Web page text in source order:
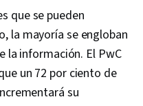
que se pueden
la mayoría se engloban
la información. El PwC
un 72 por ciento de
su